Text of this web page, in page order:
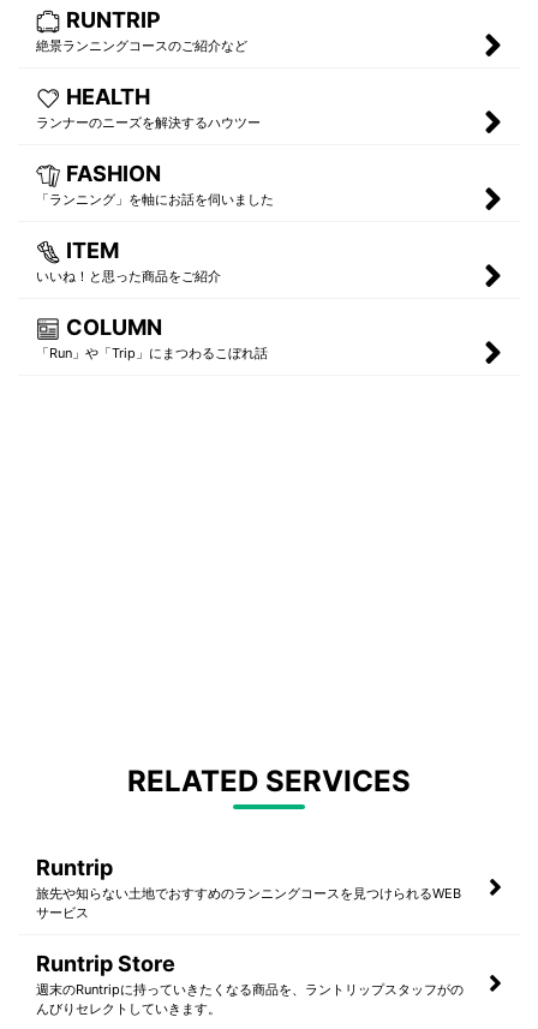
RUNTRIP
絶景ランニングコースのご紹介など
HEALTH
ランナーのニーズを解決するハウツー
FASHION
「ランニング」を軸にお話を伺いました
ITEM
いいね！と思った商品をご紹介
COLUMN
「Run」や「Trip」にまつわるこぼれ話
RELATED SERVICES
Runtrip
旅先や知らない土地でおすすめのランニングコースを見つけられるWEB
サービス
Runtrip Store
週末のRuntripに持っていきたくなる商品を、ラントリップスタッフがの
んびりセレクトしていきます。